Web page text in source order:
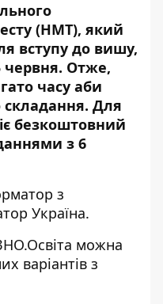
(НМТ), який
вступу до вишу,
червня. Отже,
часу аби
складання. Для
безкоштовний
з 6
з
Україна.
можна
варіантів з